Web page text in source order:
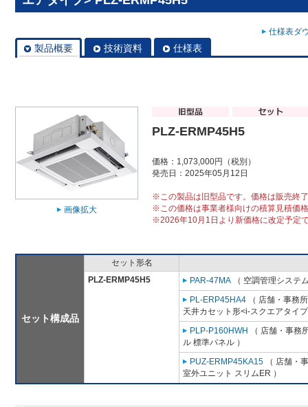
仕様表ダ
製品概要 技術資料 仕様表
画像拡大
PLZ-ERMP45H5
価格：1,073,000円（税別）
発売日：2025年05月12日
※この製品は旧型品です。価格は販売終
※この価格は事業者様向けの積算見積価
※2026年10月1日より新価格に改定予定
セット構成品
セット形名
PLZ-ERMP45H5
PAR-47MA （ 空調管理システ
PL-ERP45HA4 （ 店舗・事務
天井カセット形<i-スクエアタイ
PLP-P160HWH
（ 店舗・事務
ル 標準パネル ）
PUZ-ERMP45KA15 （ 店舗・
室外ユニット スリムER ）